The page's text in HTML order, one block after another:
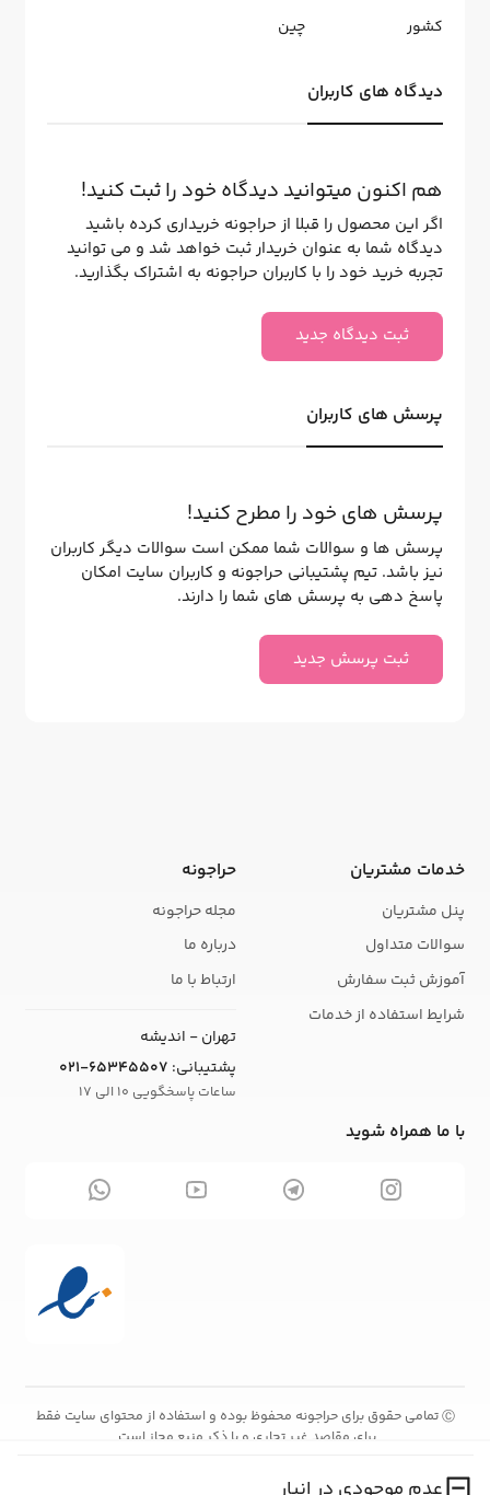
کشور
چین
دیدگاه های کاربران
هم اکنون میتوانید دیدگاه خود را ثبت کنید!
اگر این محصول را قبلا از حراجونه خریداری کرده باشید
دیدگاه شما به عنوان خریدار ثبت خواهد شد و می توانید
تجربه خرید خود را با کاربران حراجونه به اشتراک بگذارید.
ثبت دیدگاه جدید
پرسش های کاربران
پرسش های خود را مطرح کنید!
پرسش ها و سوالات شما ممکن است سوالات دیگر کاربران
نیز باشد. تیم پشتیبانی حراجونه و کاربران سایت امکان
پاسخ دهی به پرسش های شما را دارند.
ثبت پرسش جدید
خدمات مشتریان
پنل مشتریان
سوالات متداول
آموزش ثبت سفارش
شرایط استفاده از خدمات
حراجونه
مجله حراجونه
درباره ما
ارتباط با ما
تهران - اندیشه
پشتیبانی: 021-65345507
ساعات پاسخگویی 10 الی 17
با ما همراه شوید
Ⓒتمامی حقوق برای حراجونه محفوظ بوده و استفاده از محتوای سایت فقط
برای مقاصد غیر تجاری و با ذکر منبع مجاز است.